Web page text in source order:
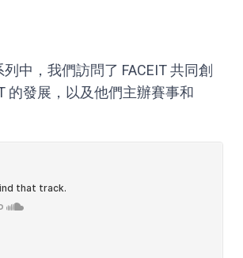
中，我們訪問了 FACEIT 共同創
的發展，以及他們主辦賽事和